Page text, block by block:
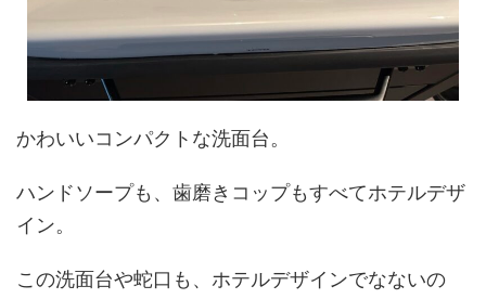
かわいいコンパクトな洗面台。
ハンドソープも、歯磨きコップもすべてホテルデザ
イン。
この洗面台や蛇口も、ホテルデザインでなないの